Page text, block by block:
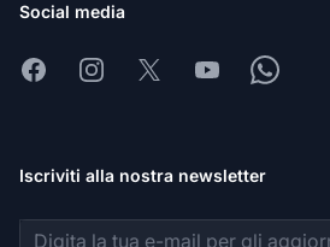
Social media
FacebookInstagram
X YoutubeWhatsapp
Iscriviti alla nostra newsletter
Indirizzo email